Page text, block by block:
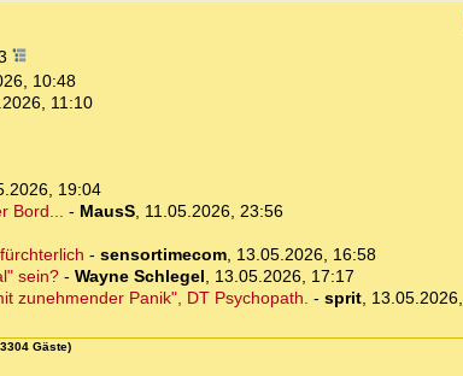
10:48
11:10
19:04
Bord... - MausS, 11.05.2026, 23:56
- sensortimecom, 13.05.2026, 16:58
sein?- Wayne Schlegel, 13.05.2026, 17:17
zunehmender Panik", DT Psychopath. - sprit,
Gäste)